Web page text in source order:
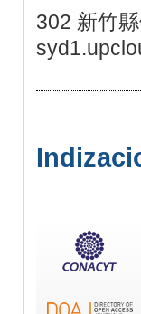
302 新竹